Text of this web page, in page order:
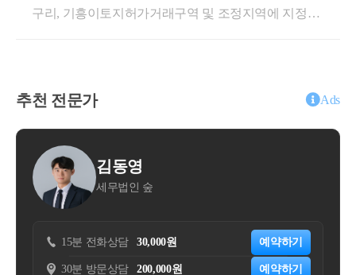
펴보도록 하겠습니다.가업승계 주식에 대한 증여세 과
자 인 소상공인이나 가업의 경우해당 특례는 적용이
밖에 안되지만가업승계 특례시 증여재산공제가 10억
원이 됩니다.즉 10억원 미만의 가업을 승계하는 증여
진행시증여세를 한푼도 안낼수도 있다는 것입니다.두
여세를 과세합니다.증여세가 정말 많이 줄어들 수 있
습니다.다만, 증여자인 부모가 추후 사망하는 경우상
한 매도 / 보유 플랜을 짜셔야 하는지그 전에 상속주택
주택으로 인한 비과세 특례 요건을 살펴보겠습니다.일
주택은 상속 개시일 현재보유하고 있던 주택에 대해서
한정하는데요.요건을 살펴보도록 하겠습니다.상속개
시일 현재 일반주택을 소유하고 있을 것별도세대인 피
에 해당할 것일반주택을 상속주택보다 먼저 양도할 것
양도일 현재 일반주택은 2년 이상 보유요건을 충족할
구리, 기흥이토지허가거래구역 및 조정지역에 지정이
가구역은2026년 7월 5일부터 효력이 발생합니다.이미
서울 강남 4구를 제외한 전 구 (21개구) 와경기도의 12
개 구역은(과천, 광명, 하남, 의왕, 성남 분당/수정/중원,
수원 영통/장안/팔달, 용인 수지, 안양 동안)2025년 10
월 16일재지정이 된 상태인데요.뒤이어화성 동탄구 /
용인 기흥구 / 구리시이 3곳이신규 지정이 되었습니다.
이제는 다주택자 중과, 취득세 중과, 대출 규제, 토허제
적용 등많은 분들이 조정지역 등의 효과를 잘 아시고
계실텐데요.다시 한번 정리해드리도록 하겠습니다.대
출가계대출은 크게주담대와 전세대출로 나누어집니
추천 전문가 Ads
예약하기
200,000원 예약하기
15분 전화상담 20,000원
30분 방문상담 50,000원